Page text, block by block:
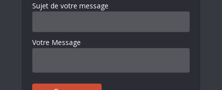
Sujet de votre message
Votre Message